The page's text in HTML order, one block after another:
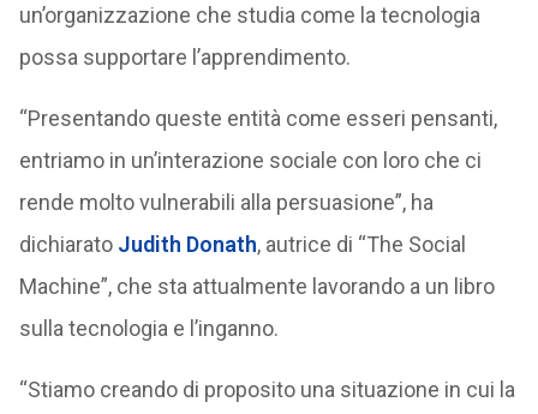
un’organizzazione che studia come la tecnologia
possa supportare l’apprendimento.
“Presentando queste entità come esseri pensanti,
entriamo in un’interazione sociale con loro che ci
rende molto vulnerabili alla persuasione”, ha
dichiaratoJudith Donath, autrice di “The Social
Machine”, che sta attualmente lavorando a un libro
sulla tecnologia e l’inganno.
“Stiamo creando di proposito una situazione in cui la